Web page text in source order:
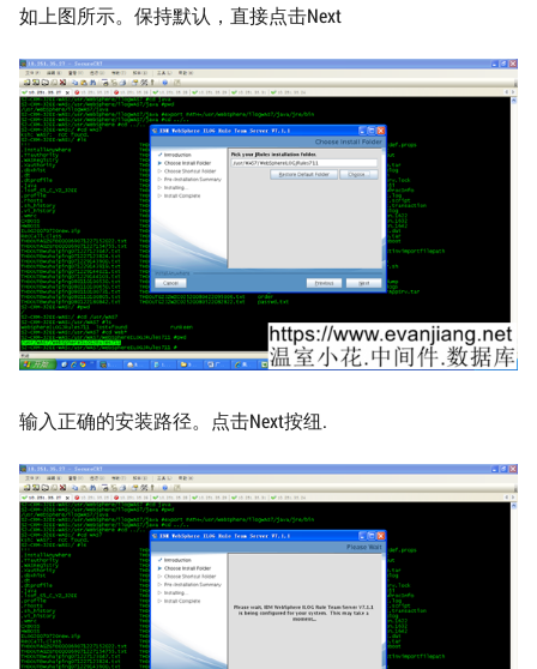
如上图所示。保持默认，直接点击Next
输入正确的安装路径。点击Next按纽.